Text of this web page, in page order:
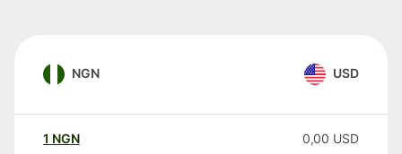
NGN USD
1 NGN 0,00 USD